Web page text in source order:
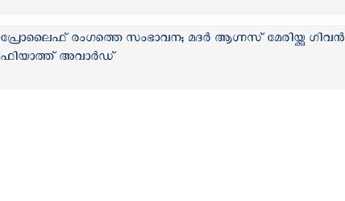
പ്രോലൈഫ് രംഗത്തെ സംഭാവന; മദർ ആഗ്നസ് മേരിയ്ക്കു ഗിവൻ
ഫിയാത്ത് അവാർഡ്